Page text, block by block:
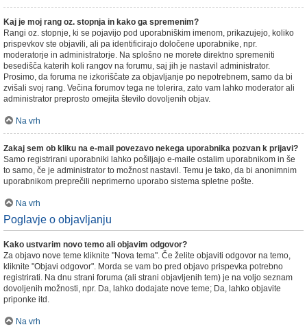
Kaj je moj rang oz. stopnja in kako ga spremenim?
Rangi oz. stopnje, ki se pojavijo pod uporabniškim imenom, prikazujejo, koliko
prispevkov ste objavili, ali pa identificirajo določene uporabnike, npr.
moderatorje in administratorje. Na splošno ne morete direktno spremeniti
besedišča katerih koli rangov na forumu, saj jih je nastavil administrator.
Prosimo, da foruma ne izkoriščate za objavljanje po nepotrebnem, samo da bi
zvišali svoj rang. Večina forumov tega ne tolerira, zato vam lahko moderator ali
administrator preprosto omejita število dovoljenih objav.
Na vrh
Zakaj sem ob kliku na e-mail povezavo nekega uporabnika pozvan k prijavi?
Samo registrirani uporabniki lahko pošiljajo e-maile ostalim uporabnikom in še
to samo, če je administrator to možnost nastavil. Temu je tako, da bi anonimnim
uporabnikom preprečili neprimerno uporabo sistema spletne pošte.
Na vrh
Poglavje o objavljanju
Kako ustvarim novo temo ali objavim odgovor?
Za objavo nove teme kliknite "Nova tema". Če želite objaviti odgovor na temo,
kliknite "Objavi odgovor". Morda se vam bo pred objavo prispevka potrebno
registrirati. Na dnu strani foruma (ali strani objavljenih tem) je na voljo seznam
dovoljenih možnosti, npr. Da, lahko dodajate nove teme; Da, lahko objavite
priponke itd.
Na vrh